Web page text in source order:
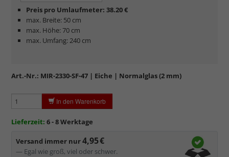
Museumsglas.
mehr zum Normalglas
Preis pro Umlaufmeter: 38.20 €
max. Breite: 50 cm
max. Höhe: 70 cm
max. Umfang: 240 cm
Art.-Nr.: MIR-2330-SF-47 | Eiche | Normalglas (2 mm)
In den Warenkorb
Lieferzeit: 6 - 8 Werktage
Versand immer nur4,95 €
— Egal wie groß, viel oder schwer.